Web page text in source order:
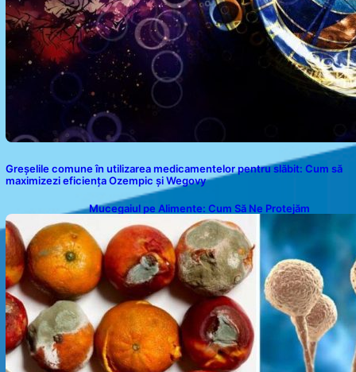
Greșelile comune în utilizarea medicamentelor pentru slăbit: Cum să
maximizezi eficiența Ozempic și Wegovy
Mucegaiul pe Alimente: Cum Să Ne Protejăm